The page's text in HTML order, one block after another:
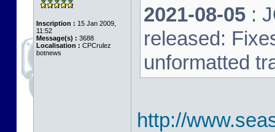
Inscription : 15 Jan 2009,
11:52
Message(s) : 3688
Localisation : CPCrulez
botnews
2021-08-05 :
released:
unformatted
http://